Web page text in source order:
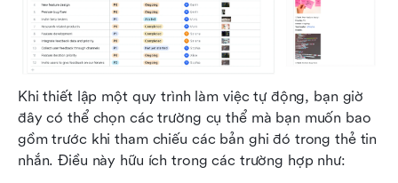
Khi thiết lập một quy trình làm việc tự động, bạn giờ
đây có thể chọn các trường cụ thể mà bạn muốn bao
gồm trước khi tham chiếu các bản ghi đó trong thẻ tin
nhắn. Điều này hữu ích trong các trường hợp như: